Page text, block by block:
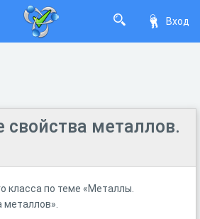
Вход
свойства металлов.
класса по теме «Металлы.